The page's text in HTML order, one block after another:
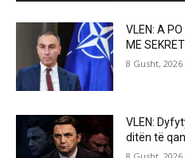
VLEN: A PO
ME
8 Gusht, 2026
VLEN:
ditën të